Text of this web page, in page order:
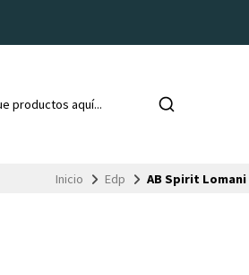
Inicio Edp AB Spirit Lomani